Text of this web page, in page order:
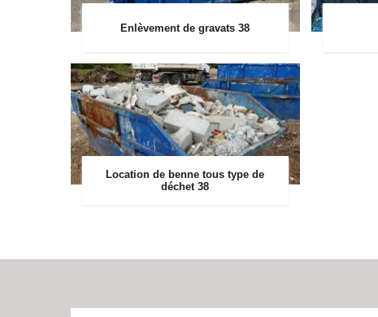
Enlèvement de gravats 38
Location de benne tous type de
déchet 38